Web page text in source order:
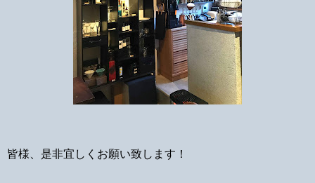
皆様、是非宜しくお願い致します！